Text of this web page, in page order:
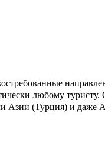
любому
Азии (Турция) и даже